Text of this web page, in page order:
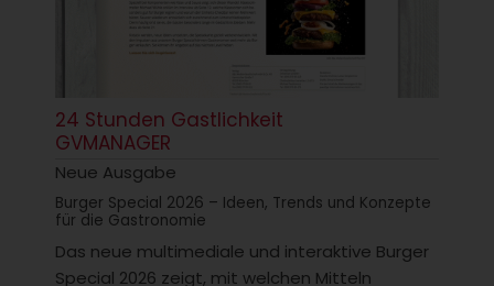
24 Stunden Gastlichkeit
GVMANAGER
Neue Ausgabe
Burger Special 2026 – Ideen, Trends und Konzepte
für die Gastronomie
Das neue multimediale und interaktive Burger
Special 2026 zeigt, mit welchen Mitteln